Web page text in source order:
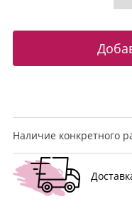
Наличие конкретного